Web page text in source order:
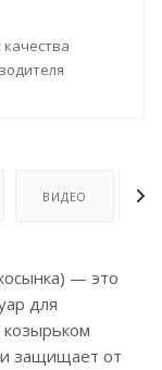
качества
ВИДЕО
— это
для
и защищает от